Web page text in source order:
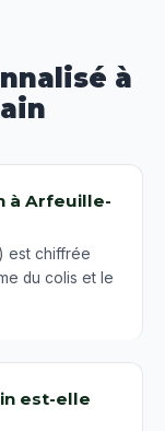
à
à Arfeuille-
est chiffrée
du colis et le
est-elle